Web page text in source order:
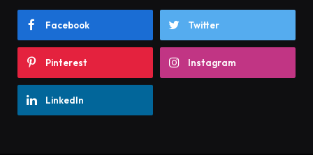
Facebook Twitter
Pinterest Instagram
LinkedIn